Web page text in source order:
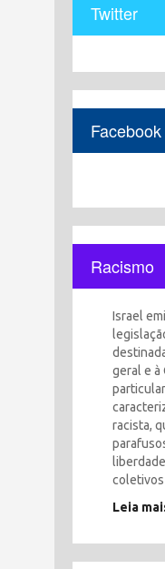
Twitter
Facebook
Racismo
Israel
geral e à
racista,
Leia